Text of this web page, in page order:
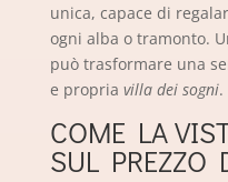
unica, capace di
ogni alba o tramonto.
può trasformare una
e propria villa dei sogni.
COME LA
SUL PREZZO